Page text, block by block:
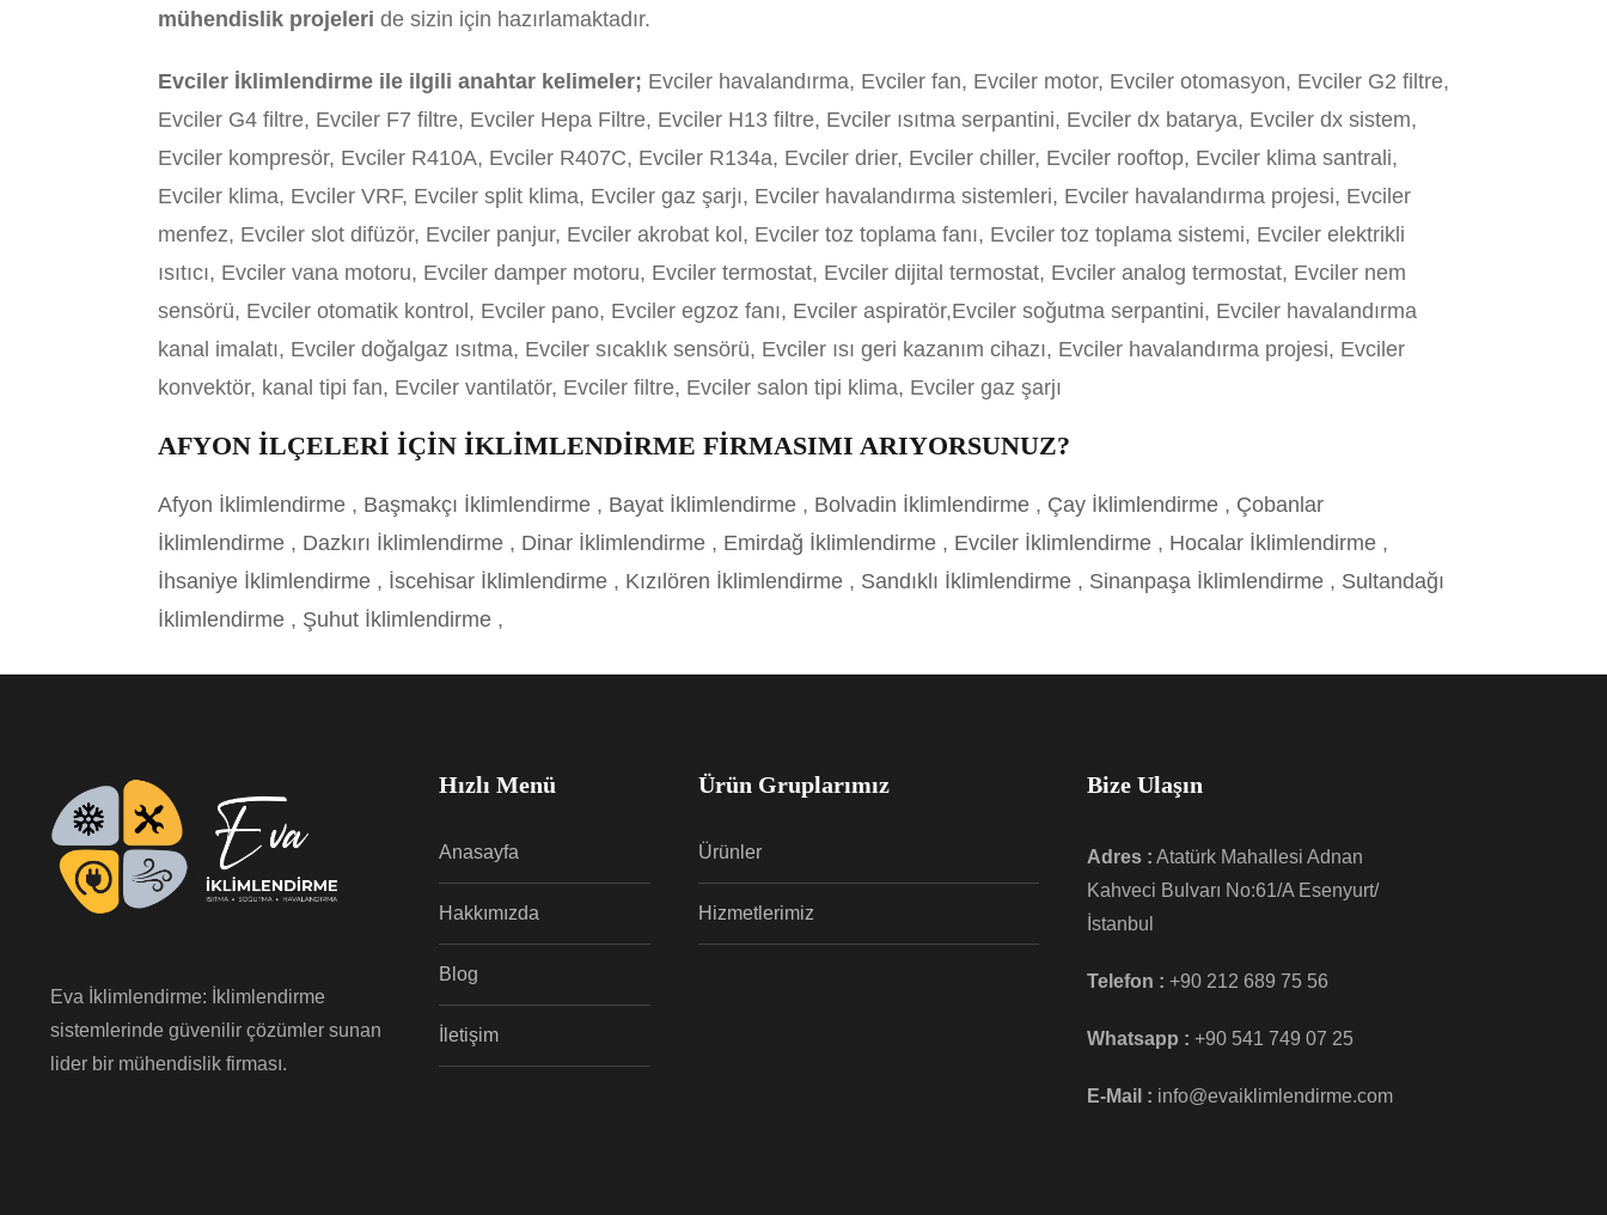
mühendislik projeleri de sizin için hazırlamaktadır.
Evciler İklimlendirme ile ilgili anahtar kelimeler; Evciler havalandırma, Evciler fan, Evciler motor, Evciler otomasyon, Evciler G2 filtre,
Evciler G4 filtre, Evciler F7 filtre, Evciler Hepa Filtre, Evciler H13 filtre, Evciler ısıtma serpantini, Evciler dx batarya, Evciler dx sistem,
Evciler kompresör, Evciler R410A, Evciler R407C, Evciler R134a, Evciler drier, Evciler chiller, Evciler rooftop, Evciler klima santrali,
Evciler klima, Evciler VRF, Evciler split klima, Evciler gaz şarjı, Evciler havalandırma sistemleri, Evciler havalandırma projesi, Evciler
menfez, Evciler slot difüzör, Evciler panjur, Evciler akrobat kol, Evciler toz toplama fanı, Evciler toz toplama sistemi, Evciler elektrikli
ısıtıcı, Evciler vana motoru, Evciler damper motoru, Evciler termostat, Evciler dijital termostat, Evciler analog termostat, Evciler nem
sensörü, Evciler otomatik kontrol, Evciler pano, Evciler egzoz fanı, Evciler aspiratör,Evciler soğutma serpantini, Evciler havalandırma
kanal imalatı, Evciler doğalgaz ısıtma, Evciler sıcaklık sensörü, Evciler ısı geri kazanım cihazı, Evciler havalandırma projesi, Evciler
konvektör, kanal tipi fan, Evciler vantilatör, Evciler filtre, Evciler salon tipi klima, Evciler gaz şarjı
AFYON İLÇELERİ İÇİN İKLİMLENDİRME FİRMASIMI ARIYORSUNUZ?
Afyon İklimlendirme , Başmakçı İklimlendirme , Bayat İklimlendirme , Bolvadin İklimlendirme , Çay İklimlendirme , Çobanlar
İklimlendirme , Dazkırı İklimlendirme , Dinar İklimlendirme , Emirdağ İklimlendirme , Evciler İklimlendirme , Hocalar İklimlendirme ,
İhsaniye İklimlendirme , İscehisar İklimlendirme , Kızılören İklimlendirme , Sandıklı İklimlendirme , Sinanpaşa İklimlendirme , Sultandağı
İklimlendirme , Şuhut İklimlendirme ,
Eva İklimlendirme: İklimlendirme
sistemlerinde güvenilir çözümler sunan
lider bir mühendislik firması.
Hızlı Menü
Anasayfa
Hakkımızda
Blog
İletişim
Ürün Gruplarımız
Ürünler
Hizmetlerimiz
Bize Ulaşın
Adres : Atatürk Mahallesi Adnan
Kahveci Bulvarı No:61/A Esenyurt/
İstanbul
Telefon : +90 212 689 75 56
Whatsapp : +90 541 749 07 25
E-Mail : info@evaiklimlendirme.com